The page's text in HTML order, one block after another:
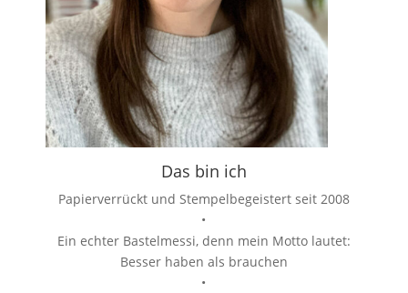
Das bin ich
Papierverrückt und Stempelbegeistert seit 2008
•
Ein echter Bastelmessi, denn mein Motto lautet:
Besser haben als brauchen
•